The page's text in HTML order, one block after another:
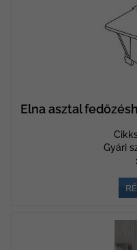
Elna asztal
Gyári